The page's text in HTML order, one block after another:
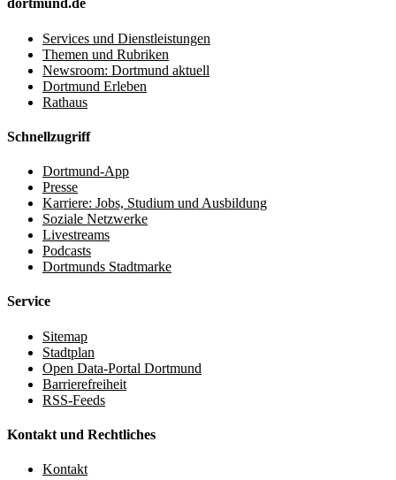
dortmund.de
Services und Dienstleistungen
Themen und Rubriken
Newsroom: Dortmund aktuell
Dortmund Erleben
Rathaus
Schnellzugriff
Dortmund-App
Presse
Karriere: Jobs, Studium und Ausbildung
Soziale Netzwerke
Livestreams
Podcasts
Dortmunds Stadtmarke
Service
Sitemap
Stadtplan
Open Data-Portal Dortmund
Barrierefreiheit
RSS-Feeds
Kontakt und Rechtliches
Kontakt